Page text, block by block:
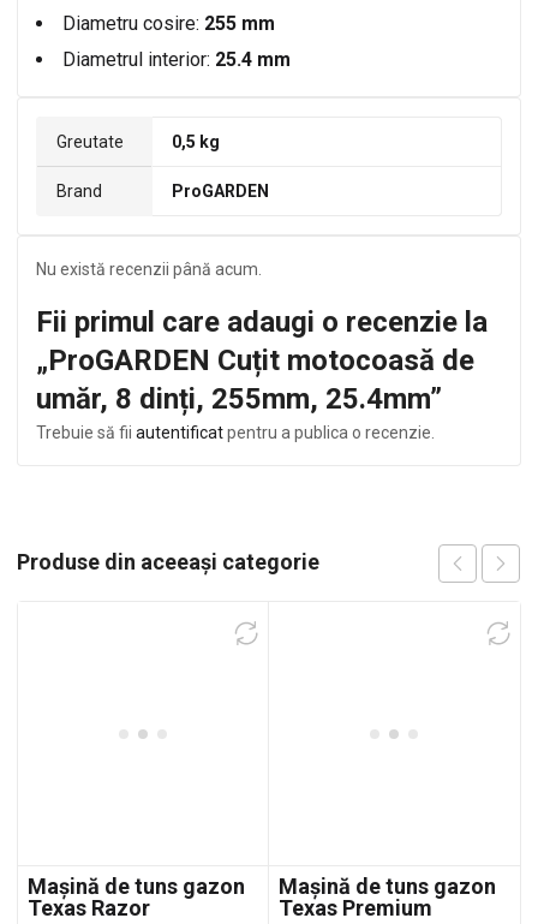
Diametru cosire: 255 mm
Diametrul interior: 25.4 mm
Greutate 0,5 kg
Brand ProGARDEN
Nu există recenzii până acum.
Fii primul care adaugi o recenzie la
„ProGARDEN Cuțit motocoasă de
umăr, 8 dinți, 255mm, 25.4mm”
Trebuie să fii autentificatpentru a publica o recenzie.
Produse din aceeași categorie
Mașină de tuns gazon
Texas Razor
Mașină de tuns gazon
Texas Premium